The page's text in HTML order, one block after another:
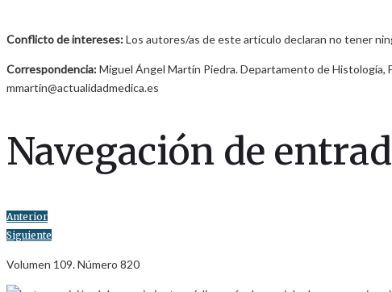
Conflicto de intereses:Los autores/as de este artículo declaran no tener
Correspondencia:Miguel Ángel Martín Piedra. Departamento de Histología,
mmartin@actualidadmedica.es
Navegación de
Anterior
Siguiente
Volumen 109. Número 820